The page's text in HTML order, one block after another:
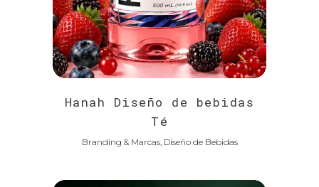
Hanah Diseño de bebidas
Té
Branding & Marcas, Diseño de Bebidas